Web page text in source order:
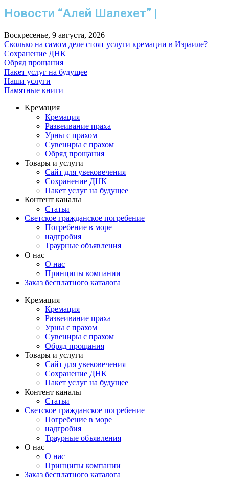
Новости “Алей Шалехет” |
Воскресенье, 9 августа, 2026
Сколько на самом деле стоят услуги кремации в Израиле?
Сохранение ДНК
Обряд прощания
Пакет услуг на будущее
Наши услуги
Памятные книги
Kремация
Кремация
Развеивание праха
Урны с прахом
Сувениры с прахом
Обряд прощания
Товары и услуги
Сайт для увековечения
Сохранение ДНК
Пакет услуг на будущее
Контент каналы
Статьи
Светское гражданское погребение
Погребение в море
надгробия
Траурные объявления
О нас
О нас
Принципы компании
Заказ бесплатного каталога
Kремация
Кремация
Развеивание праха
Урны с прахом
Сувениры с прахом
Обряд прощания
Товары и услуги
Сайт для увековечения
Сохранение ДНК
Пакет услуг на будущее
Контент каналы
Статьи
Светское гражданское погребение
Погребение в море
надгробия
Траурные объявления
О нас
О нас
Принципы компании
Заказ бесплатного каталога